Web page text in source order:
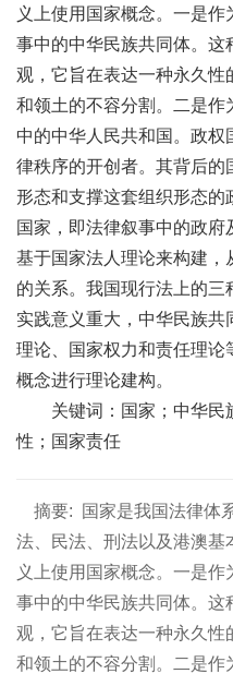
义上使用国家概念。一是
事中的中华民族共同体。这
观，它旨在表达一种永久性
和领土的不容分割。二是
中的中华人民共和国。政
律秩序的开创者。其背后的
形态和支撑这套组织形态的
国家，即法律叙事中的政
基于国家法人理论来构建，
的关系。我国现行法上的
实践意义重大，中华民族
理论、国家权力和责任理论
概念进行理论建构。
关键词：国家；中华民
性；国家责任
摘要:
国家是我国法律体
法、民法、刑法以及港澳
义上使用国家概念。一是
事中的中华民族共同体。这
观，它旨在表达一种永久性
和领土的不容分割。二是